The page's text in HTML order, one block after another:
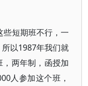
短期班不行，一
以1987年我们就
两年制，函授加
人参加这个班，